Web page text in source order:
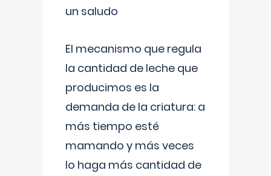
un saludo
El mecanismo que regula
la cantidad de leche que
producimos es la
demanda de la criatura: a
más tiempo esté
mamando y más veces
lo haga más cantidad de